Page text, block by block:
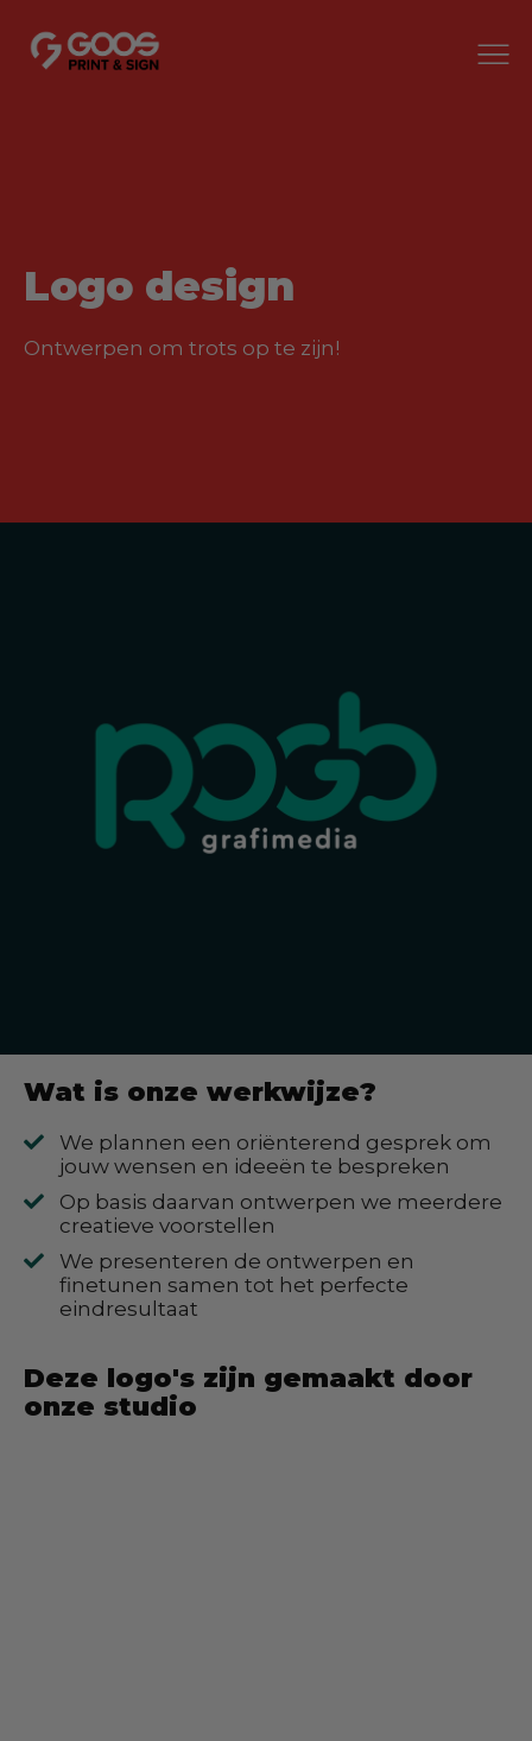
Logo design
Ontwerpen om trots op te zijn!
Wat is onze werkwijze?
We plannen een oriënterend gesprek om
jouw wensen en ideeën te bespreken
Op basis daarvan ontwerpen we meerdere
creatieve voorstellen
We presenteren de ontwerpen en
finetunen samen tot het perfecte
eindresultaat
Deze logo's zijn gemaakt door
onze studio